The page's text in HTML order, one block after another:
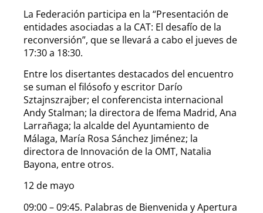
La Federación participa en la “Presentación de
entidades asociadas a la CAT: El desafío de la
reconversión”, que se llevará a cabo el jueves de
17:30 a 18:30.
Entre los disertantes destacados del encuentro
se suman el filósofo y escritor Darío
Sztajnszrajber; el conferencista internacional
Andy Stalman; la directora de Ifema Madrid, Ana
Larrañaga; la alcalde del Ayuntamiento de
Málaga, María Rosa Sánchez Jiménez; la
directora de Innovación de la OMT, Natalia
Bayona, entre otros.
12 de mayo
09:00 – 09:45. Palabras de Bienvenida y Apertura